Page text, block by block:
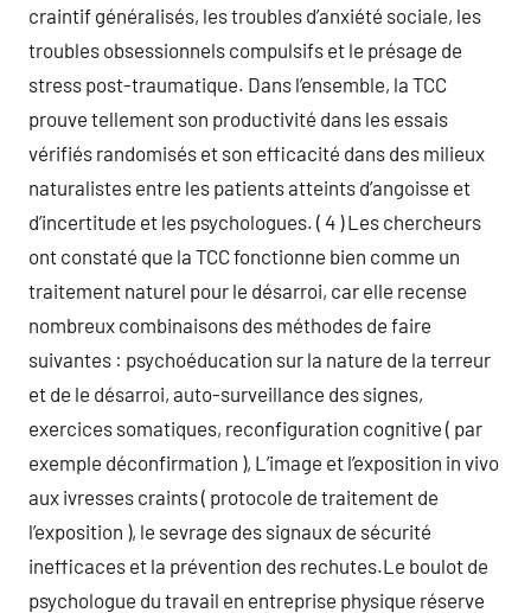
craintif généralisés, les troubles d’anxiété sociale, les
troubles obsessionnels compulsifs et le présage de
stress post-traumatique. Dans l’ensemble, la TCC
prouve tellement son productivité dans les essais
vérifiés randomisés et son efficacité dans des milieux
naturalistes entre les patients atteints d’angoisse et
d’incertitude et les psychologues. ( 4 ) Les chercheurs
ont constaté que la TCC fonctionne bien comme un
traitement naturel pour le désarroi, car elle recense
nombreux combinaisons des méthodes de faire
suivantes : psychoéducation sur la nature de la terreur
et de le désarroi, auto-surveillance des signes,
exercices somatiques, reconfiguration cognitive ( par
exemple déconfirmation ), L’image et l’exposition in vivo
aux ivresses craints ( protocole de traitement de
l’exposition ), le sevrage des signaux de sécurité
inefficaces et la prévention des rechutes.Le boulot de
psychologue du travail en entreprise physique réserve